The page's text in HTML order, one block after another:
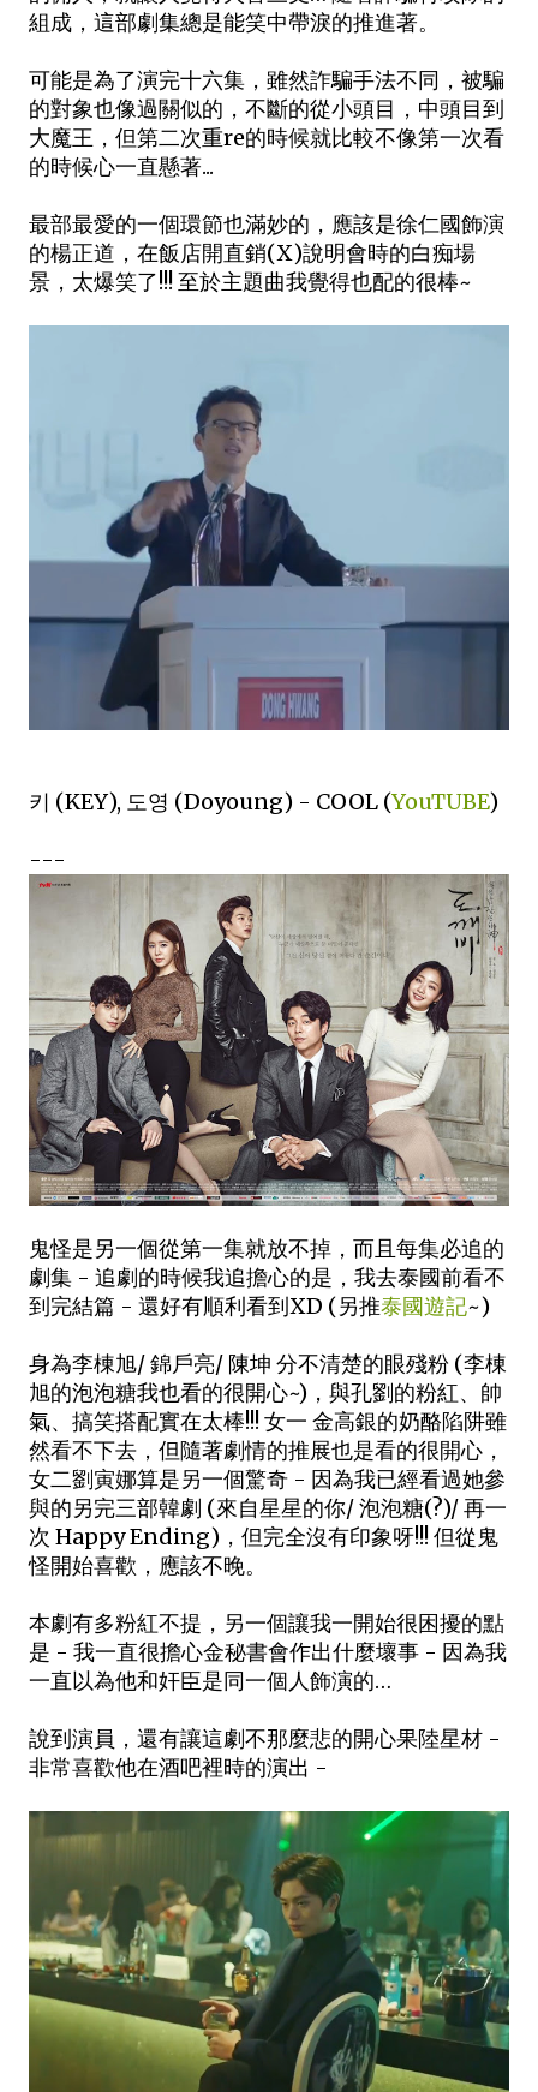
組成，這部劇集總是能笑中帶淚的推進著。
可能是為了演完十六集，雖然詐騙手法不同，被騙
的對象也像過關似的，不斷的從小頭目，中頭目到
大魔王，但第二次重re的時候就比較不像第一次看
的時候心一直懸著...
最部最愛的一個環節也滿妙的，應該是徐仁國飾演
的楊正道，在飯店開直銷(X)說明會時的白痴場
景，太爆笑了!!! 至於主題曲我覺得也配的很棒~
키 (KEY), 도영 (Doyoung) - COOL (YouTUBE)
---
鬼怪是另一個從第一集就放不掉，而且每集必追的
劇集 - 追劇的時候我追擔心的是，我去泰國前看不
到完結篇 - 還好有順利看到XD (另推泰國遊記~)
身為李棟旭/ 錦戶亮/ 陳坤 分不清楚的眼殘粉 (李棟
旭的泡泡糖我也看的很開心~)，與孔劉的粉紅、帥
氣、搞笑搭配實在太棒!!! 女一 金高銀的奶酪陷阱雖
然看不下去，但隨著劇情的推展也是看的很開心，
女二劉寅娜算是另一個驚奇 - 因為我已經看過她參
與的另完三部韓劇 (來自星星的你/ 泡泡糖(?)/ 再一
次 Happy Ending)，但完全沒有印象呀!!! 但從鬼
怪開始喜歡，應該不晚。
本劇有多粉紅不提，另一個讓我一開始很困擾的點
是 - 我一直很擔心金秘書會作出什麼壞事 - 因為我
一直以為他和奸臣是同一個人飾演的…
說到演員，還有讓這劇不那麼悲的開心果陸星材 -
非常喜歡他在酒吧裡時的演出 -